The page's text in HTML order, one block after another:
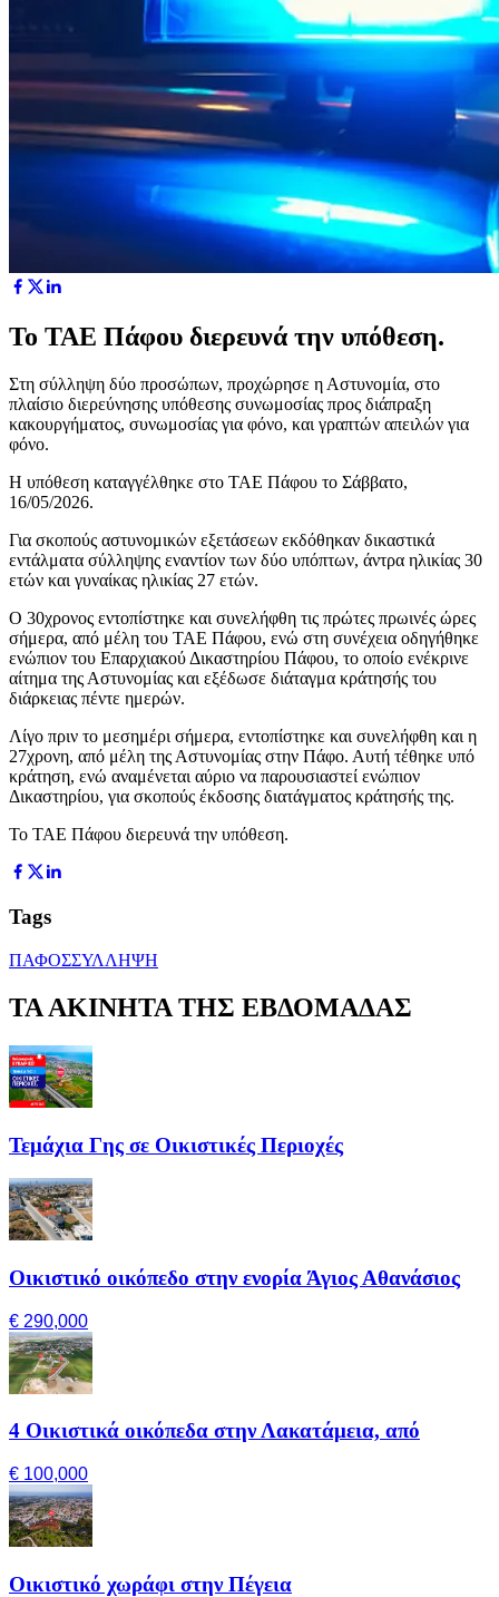
Το ΤΑΕ Πάφου διερευνά την υπόθεση.
Στη σύλληψη δύο προσώπων, προχώρησε η Αστυνομία, στο
πλαίσιο διερεύνησης υπόθεσης συνωμοσίας προς διάπραξη
κακουργήματος, συνωμοσίας για φόνο, και γραπτών απειλών για
φόνο.
Η υπόθεση καταγγέλθηκε στο ΤΑΕ Πάφου το Σάββατο,
16/05/2026.
Για σκοπούς αστυνομικών εξετάσεων εκδόθηκαν δικαστικά
εντάλματα σύλληψης εναντίον των δύο υπόπτων, άντρα ηλικίας 30
ετών και γυναίκας ηλικίας 27 ετών.
Ο 30χρονος εντοπίστηκε και συνελήφθη τις πρώτες πρωινές ώρες
σήμερα, από μέλη του ΤΑΕ Πάφου, ενώ στη συνέχεια οδηγήθηκε
ενώπιον του Επαρχιακού Δικαστηρίου Πάφου, το οποίο ενέκρινε
αίτημα της Αστυνομίας και εξέδωσε διάταγμα κράτησής του
διάρκειας πέντε ημερών.
Λίγο πριν το μεσημέρι σήμερα, εντοπίστηκε και συνελήφθη και η
27χρονη, από μέλη της Αστυνομίας στην Πάφο. Αυτή τέθηκε υπό
κράτηση, ενώ αναμένεται αύριο να παρουσιαστεί ενώπιον
Δικαστηρίου, για σκοπούς έκδοσης διατάγματος κράτησής της.
Το ΤΑΕ Πάφου διερευνά την υπόθεση.
Tags
ΠΑΦΟΣΣΥΛΛΗΨΗ
ΤΑ ΑΚΙΝΗΤΑ ΤΗΣ ΕΒΔΟΜΑΔΑΣ
Τεμάχια Γης σε Οικιστικές Περιοχές
Οικιστικό οικόπεδο στην ενορία Άγιος Αθανάσιος
€ 290,000
4 Οικιστικά οικόπεδα στην Λακατάμεια, από
€ 100,000
Οικιστικό χωράφι στην Πέγεια